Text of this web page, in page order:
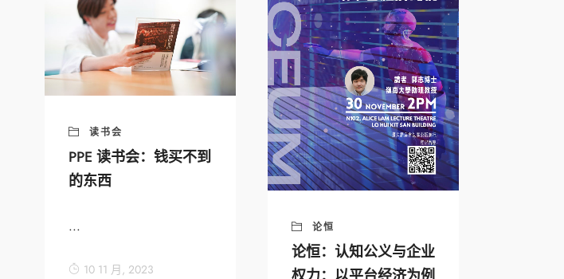
论恒
论恒：认知公义与企业
读书会
PPE 读书会：钱买不到
的东西
...
10 11 月, 2023